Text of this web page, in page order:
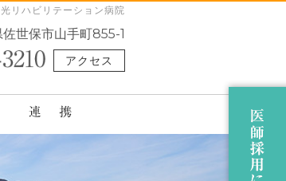
リハビリテーション病院
世保市山手町855-1
アクセス